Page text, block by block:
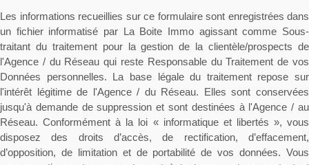
Les informations recueillies sur ce formulaire sont enregistrées dans
un fichier informatisé par La Boite Immo agissant comme Sous-
traitant du traitement pour la gestion de la clientèle/prospects de
l'Agence / du Réseau qui reste Responsable du Traitement de vos
Données personnelles. La base légale du traitement repose sur
l'intérêt légitime de l'Agence / du Réseau. Elles sont conservées
jusqu'à demande de suppression et sont destinées à l'Agence / au
Réseau. Conformément à la loi « informatique et libertés », vous
disposez des droits d’accès, de rectification, d’effacement,
d’opposition, de limitation et de portabilité de vos données. Vous